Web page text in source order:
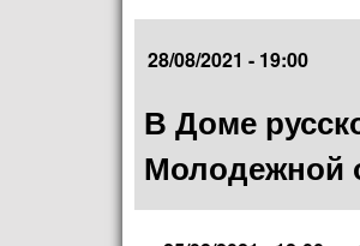
28/08/2021 - 19:00
В Доме
Молодежной